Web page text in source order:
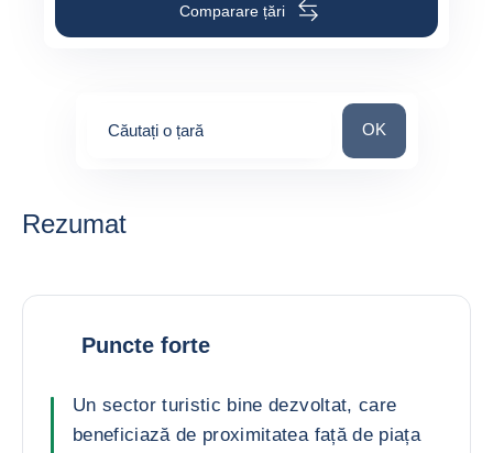
Comparare țări
Căutați o țară Căutați o țară
OK
Rezumat
Puncte forte
Un sector turistic bine dezvoltat, care
beneficiază de proximitatea față de piața